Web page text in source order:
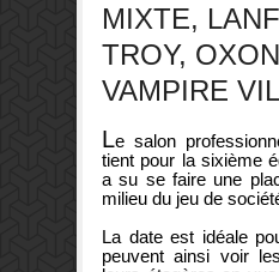
MIXTE,
TROY,
VAMPIRE
Le salon
tient pour la sixième
a su se faire une
milieu du jeu de
La date est idéale
peuvent ainsi voir